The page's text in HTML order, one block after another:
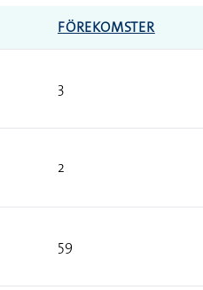
FÖREKOMSTER
3
2
59